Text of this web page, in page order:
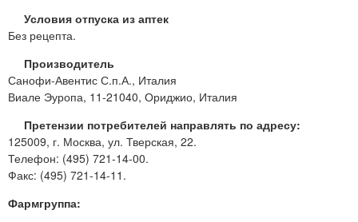
Условия отпуска из аптек
Без рецепта.
Производитель
Санофи-Авентис С.п.А., Италия
Виале Эуропа, 11-21040, Ориджио, Италия
Претензии потребителей направлять по адресу:
125009, г. Москва, ул. Тверская, 22.
Телефон: (495) 721-14-00.
Факс: (495) 721-14-11.
Фармгруппа: